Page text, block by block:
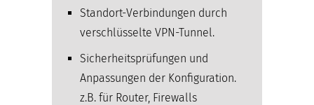
Standort-Verbindungen durch
verschlüsselte VPN-Tunnel.
Sicherheitsprüfungen und
Anpassungen der Konfiguration.
z.B. für Router, Firewalls